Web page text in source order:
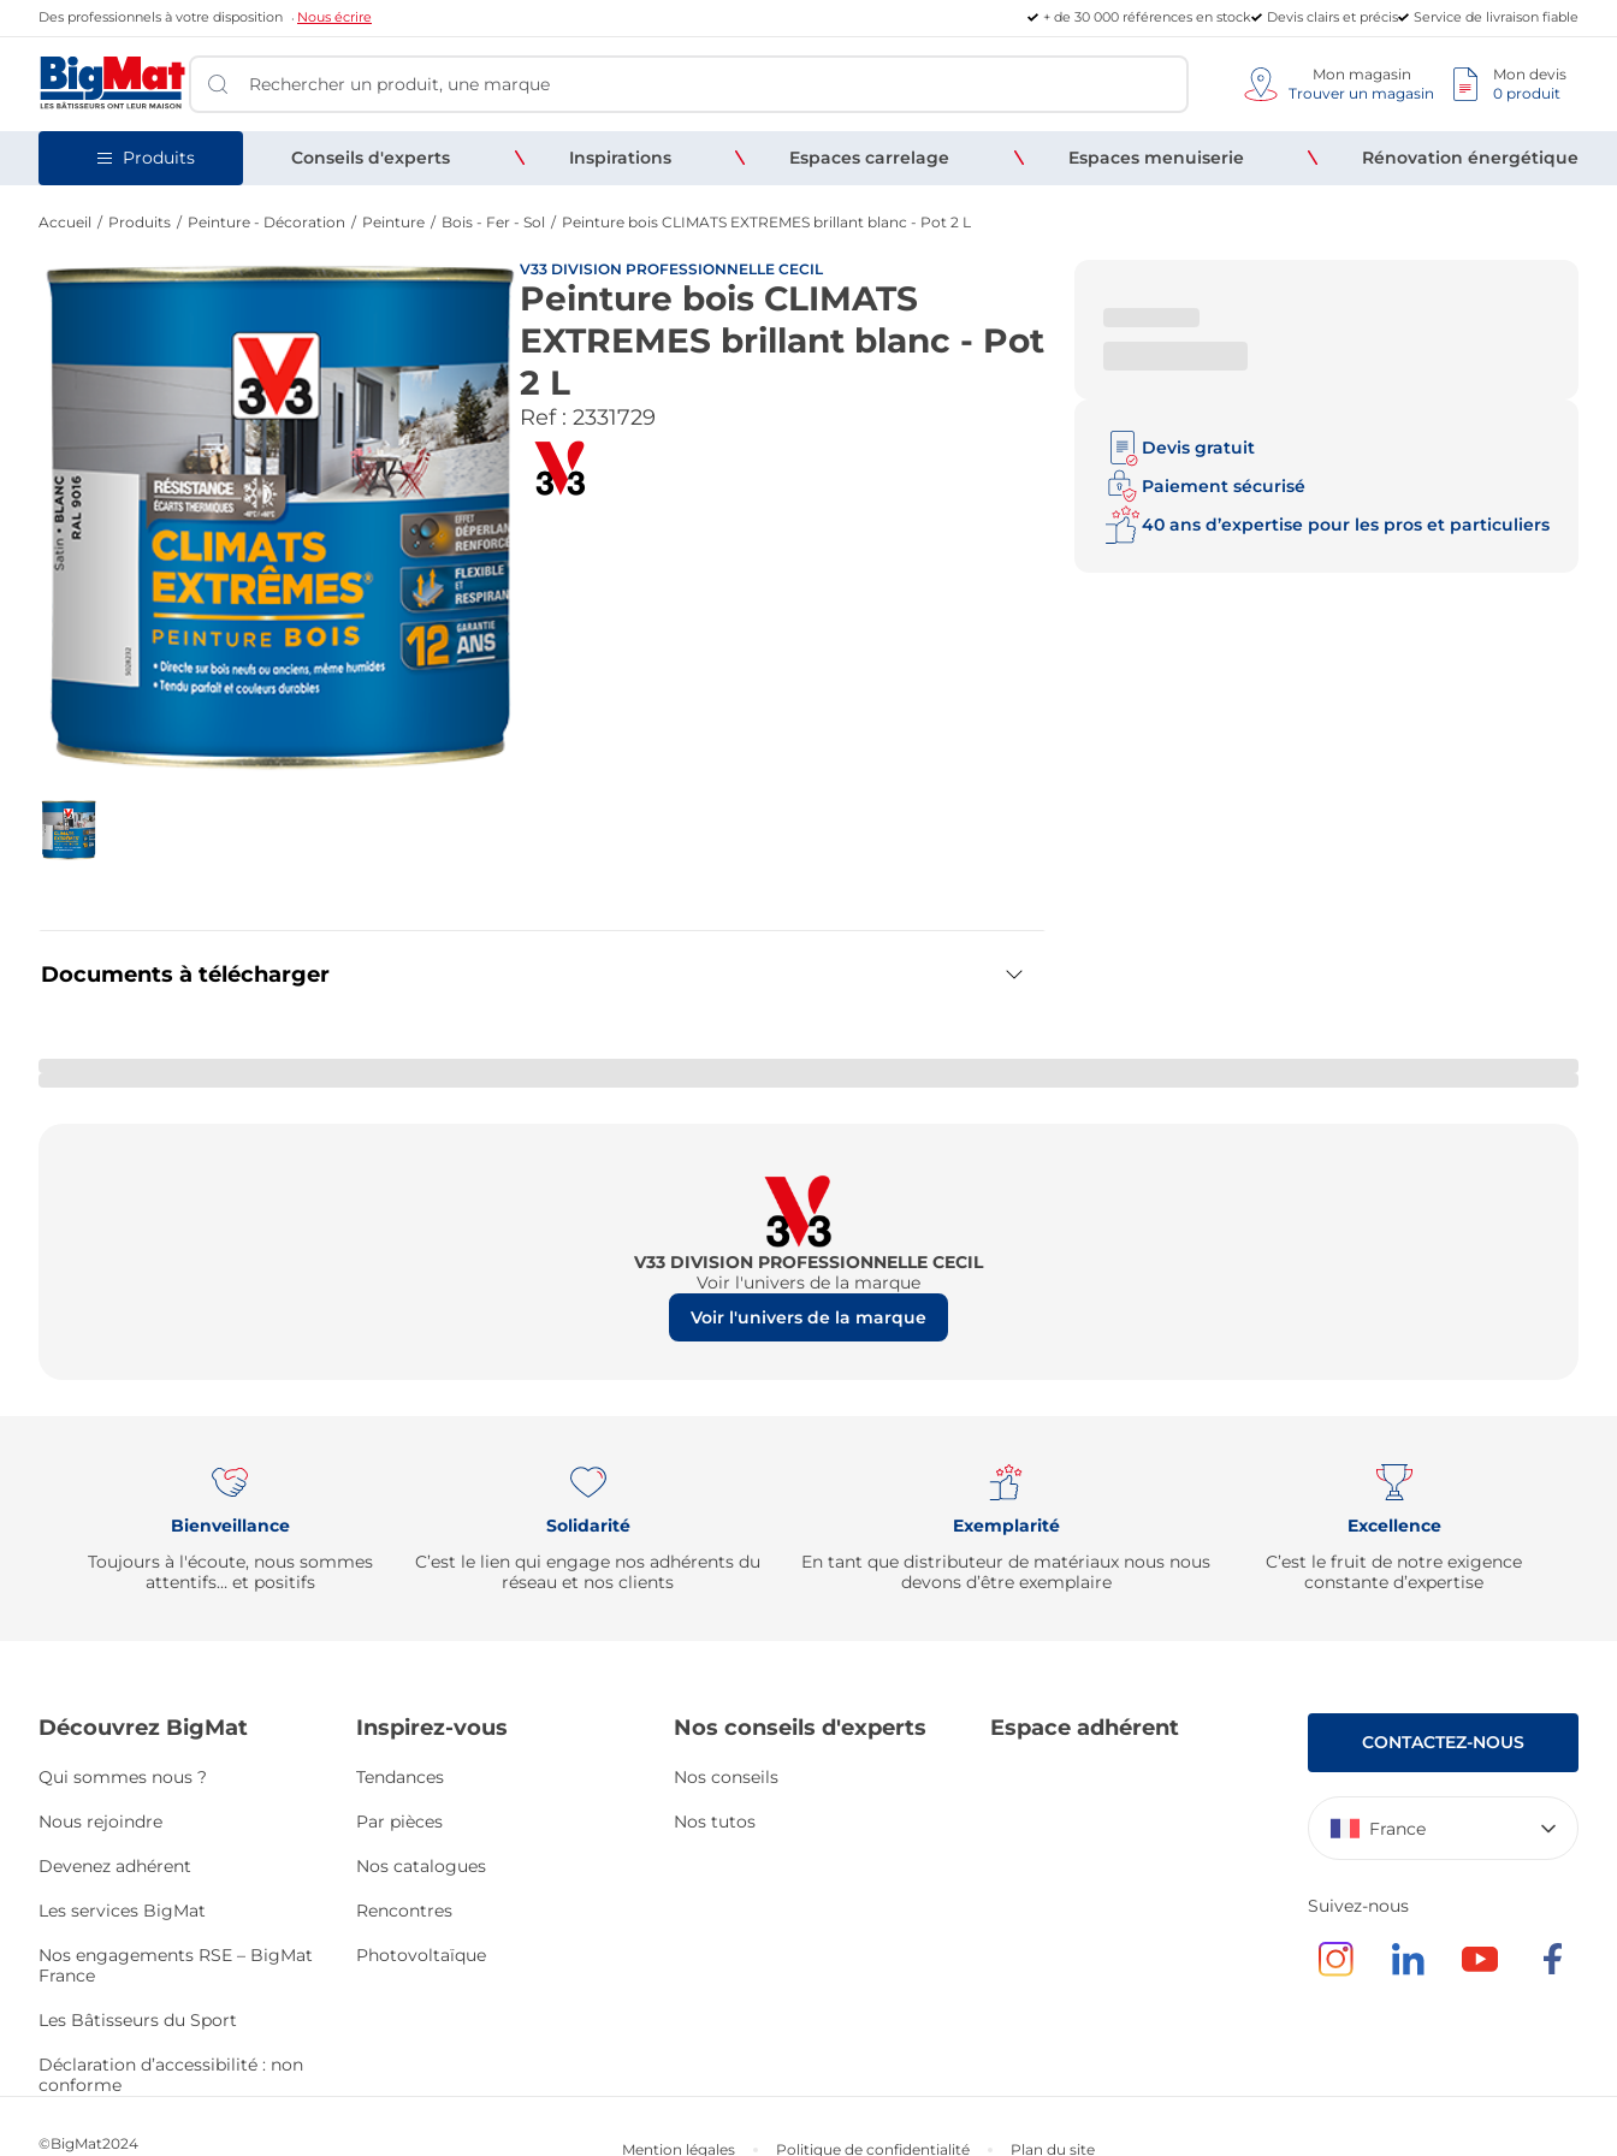
Des professionnels à votre disposition Nous écrire + de 30 000 références en stock Devis clairs et précis Service de livraison fiable
Mon magasin
Trouver un magasin
Mon devis
0 produit
Produits Conseils d'experts Inspirations Espaces carrelage Espaces menuiserie Rénovation énergétique
Accueil Produits Peinture - Décoration Peinture Bois - Fer - Sol Peinture bois CLIMATS EXTREMES brillant blanc - Pot 2 L
V33 DIVISION PROFESSIONNELLE CECIL
Peinture bois CLIMATS
EXTREMES brillant blanc - Pot
2 L
Ref : 2331729
Documents à télécharger
Devis gratuit
Paiement sécurisé
40 ans d’expertise pour les pros et particuliers
V33 DIVISION PROFESSIONNELLE CECIL
Voir l'univers de la marque
Voir l'univers de la marque
Bienveillance
Toujours à l'écoute, nous sommes
attentifs… et positifs
Solidarité
C’est le lien qui engage nos adhérents du
réseau et nos clients
Exemplarité
En tant que distributeur de matériaux nous nous
devons d’être exemplaire
Excellence
C’est le fruit de notre exigence
constante d’expertise
Découvrez BigMat
Qui sommes nous ?
Nous rejoindre
Devenez adhérent
Les services BigMat
Nos engagements RSE – BigMat
France
Les Bâtisseurs du Sport
Déclaration d’accessibilité : non
conforme
Inspirez-vous
Tendances
Par pièces
Nos catalogues
Rencontres
Photovoltaïque
Nos conseils d'experts
Nos conseils
Nos tutos
Espace adhérent
CONTACTEZ-NOUS
France
Suivez-nous
©BigMat2024 Mention légales Politique de confidentialité Plan du site